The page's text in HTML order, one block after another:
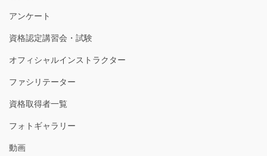
アンケート
資格認定講習会・試験
オフィシャルインストラクター
ファシリテーター
資格取得者一覧
フォトギャラリー
動画